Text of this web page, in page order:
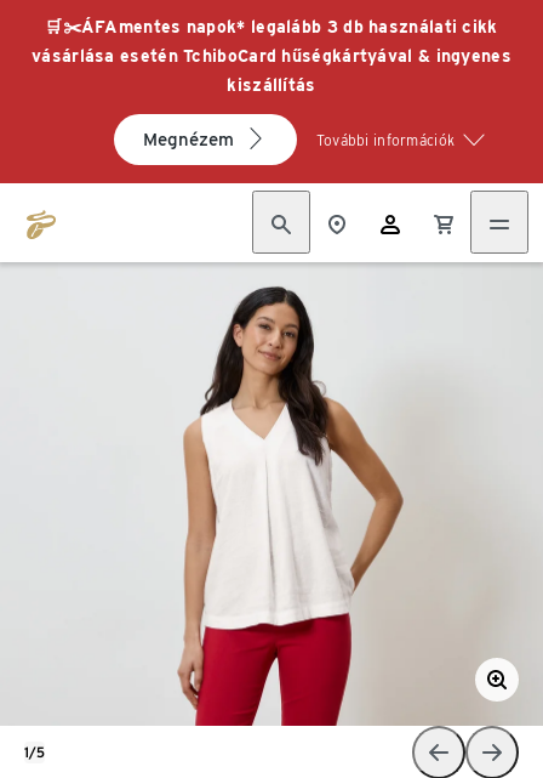
🛒✂️ÁFAmentes napok* legalább 3 db használati cikk
vásárlása esetén TchiboCard hűségkártyával & ingyenes
kiszállítás
Megnézem További információk
1/5